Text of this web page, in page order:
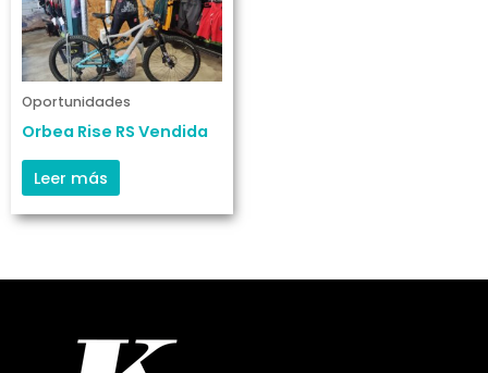
Oportunidades
Orbea Rise RS Vendida
Leer más